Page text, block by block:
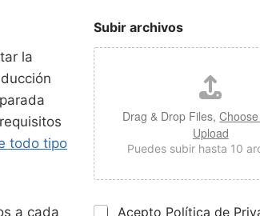
la
todo tipo
a cada
o
*
ó
n
i
c
o
*
r
i
g
e
n
*
Subir archivos
Drag & Drop Files,
Upload
Puedes subir hasta 10
P
Acepto Política de